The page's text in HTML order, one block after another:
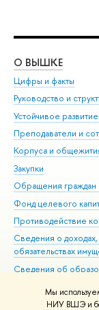
Мы
НИУ ВШЭ и
О ВЫШКЕ
Цифры и факты
Руководство и
Устойчивое
Преподаватели и
Корпуса и
Закупки
Обращения
Фонд целевого
Противодействие
Сведения о
обязательствах
Сведения об
Людям с
Единая платежная